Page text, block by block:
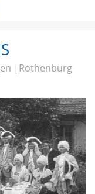
Rothenburg